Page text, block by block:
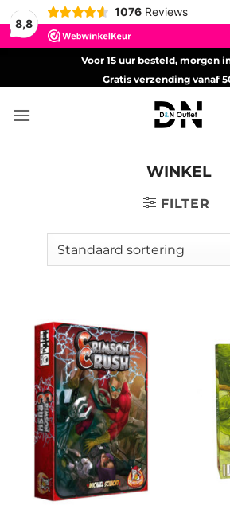
8,8
1076 Reviews
Voor 15 uur besteld, morgen
Gratis verzending vanaf
WINKEL
FILTER